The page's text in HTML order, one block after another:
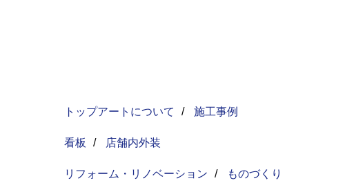
トップアートについて / 施工事例
看板 / 店舗内外装
リフォーム・リノベーション / ものづくり